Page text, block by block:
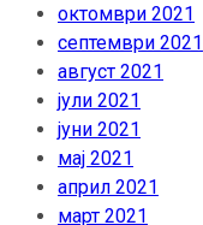
октомври 2021
септември 2021
август 2021
јули 2021
јуни 2021
мај 2021
април 2021
март 2021